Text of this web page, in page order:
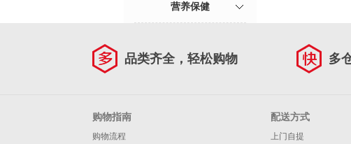
营养保健
品类齐全，轻松购物 多
购物指南
购物流程
配送方式
上门自提